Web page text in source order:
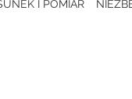
I POMIAR